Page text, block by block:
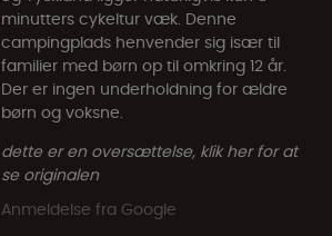
minutters cykeltur væk. Denne
campingplads henvender sig især til
familier med børn op til omkring 12 år.
Der er ingen underholdning for ældre
børn og voksne.
dette er en oversættelse, klik her for at
se originalen
Anmeldelse fra Google